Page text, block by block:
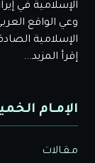
الإسلامية في
وعي الواقع
الإسلامية
إقرأ المزيد...
الإمـام
مـقـالات